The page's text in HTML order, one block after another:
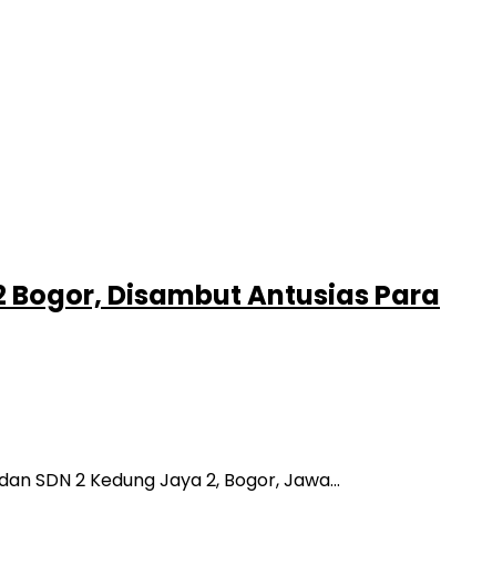
Bogor, Disambut Antusias Para
SDN 2 Kedung Jaya 2, Bogor, Jawa…